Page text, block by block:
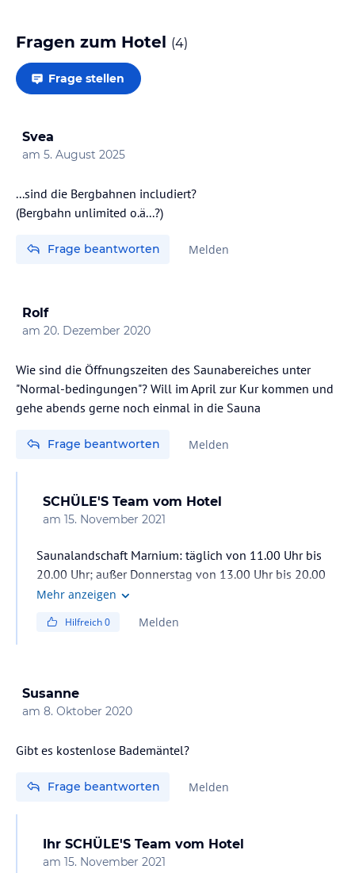
Fragen zum Hotel (4)
Frage stellen
Svea
am 5. August 2025
...sind die Bergbahnen includiert?
(Bergbahn unlimited o.ä...?)
Frage beantworten Melden
Rolf
am 20. Dezember 2020
Wie sind die Öffnungszeiten des Saunabereiches unter
"Normal-bedingungen"? Will im April zur Kur kommen und
gehe abends gerne noch einmal in die Sauna
Frage beantworten Melden
SCHÜLE'S Team vom Hotel
am 15. November 2021
Saunalandschaft Marnium: täglich von 11.00 Uhr bis
20.00 Uhr; außer Donnerstag von 13.00 Uhr bis 20.00
Uhr; samstags bis 23.00 Uhr
samstags bis 23.00 Uhr
Mehr anzeigen
Hilfreich0 Melden
Susanne
am 8. Oktober 2020
Gibt es kostenlose Bademäntel?
Frage beantworten Melden
Ihr SCHÜLE'S Team vom Hotel
am 15. November 2021